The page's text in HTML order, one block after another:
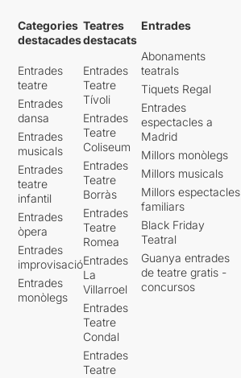
Categories
destacades
Entrades
teatre
Entrades
dansa
Entrades
musicals
Entrades
teatre
infantil
Entrades
òpera
Entrades
improvisació
Entrades
monòlegs
Teatres
destacats
Entrades
Teatre
Tívoli
Entrades
Teatre
Coliseum
Entrades
Teatre
Borràs
Entrades
Teatre
Romea
Entrades
La
Villarroel
Entrades
Teatre
Condal
Entrades
Teatre
Entrades
Abonaments
teatrals
Tiquets Regal
Entrades
espectacles a
Madrid
Millors monòlegs
Millors musicals
Millors espectacles
familiars
Black Friday
Teatral
Guanya entrades
de teatre gratis -
concursos